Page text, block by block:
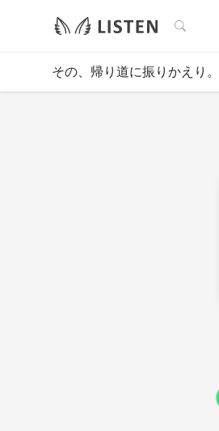
検索
その、帰り道に振りかえり。